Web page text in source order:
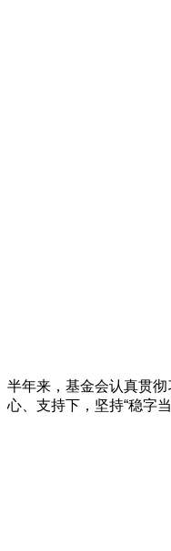
半年来，基金会认真贯
心、支持下，坚持“稳字